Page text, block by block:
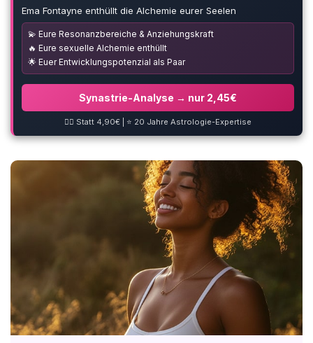
Ema Fontayne enthüllt die Alchemie eurer Seelen
💫 Eure Resonanzbereiche & Anziehungskraft
🔥 Eure sexuelle Alchemie enthüllt
🌟 Euer Entwicklungspotenzial als Paar
Synastrie-Analyse → nur 2,45€
❤️‍🔥 Statt 4,90€ | ⭐ 20 Jahre Astrologie-Expertise